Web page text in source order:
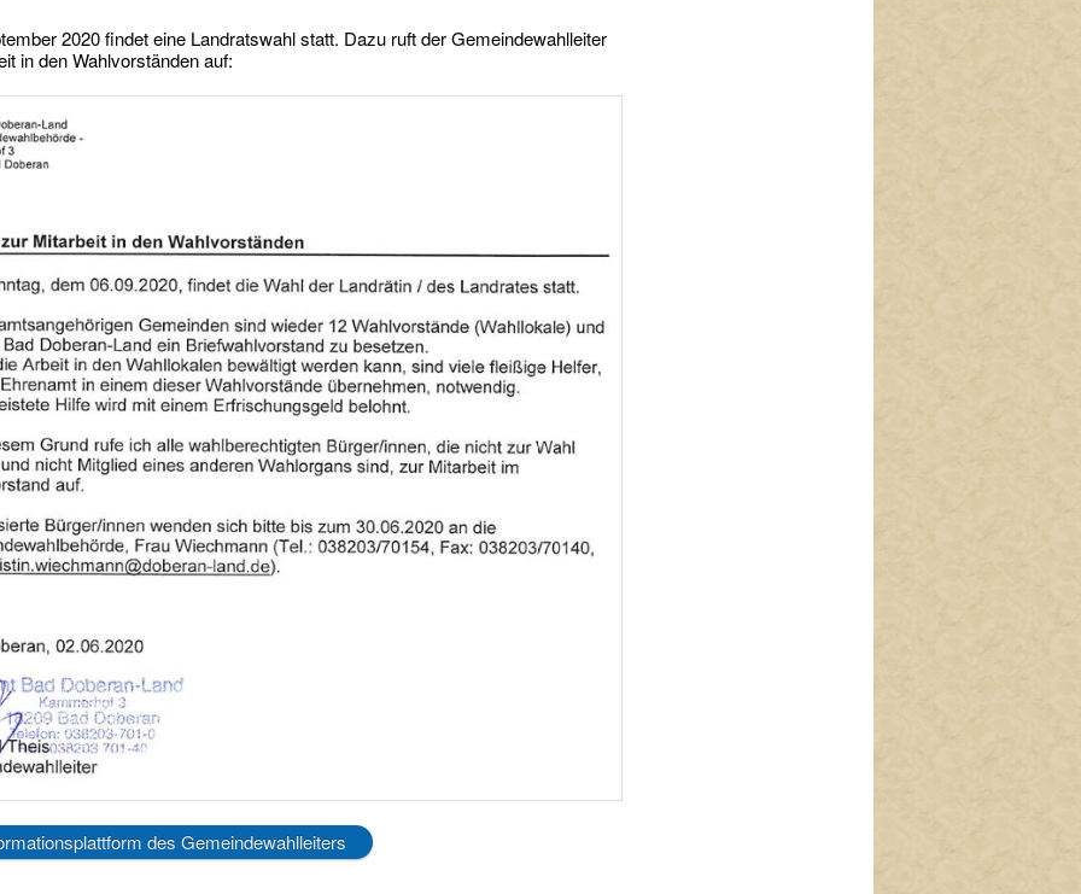
2020 findet eine Landratswahl statt. Dazu ruft der Gemeindewahlleiter
in den Wahlvorständen auf:
des Gemeindewahlleiters